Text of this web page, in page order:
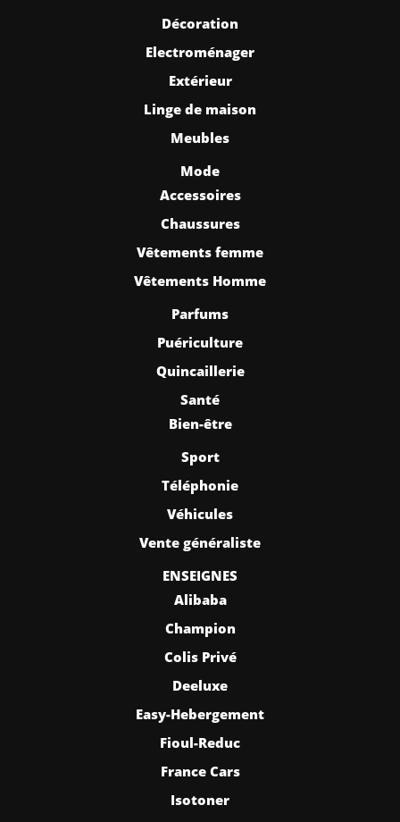
Décoration
Electroménager
Extérieur
Linge de maison
Meubles
Mode
Accessoires
Chaussures
Vêtements femme
Vêtements Homme
Parfums
Puériculture
Quincaillerie
Santé
Bien-être
Sport
Téléphonie
Véhicules
Vente généraliste
ENSEIGNES
Alibaba
Champion
Colis Privé
Deeluxe
Easy-Hebergement
Fioul-Reduc
France Cars
Isotoner